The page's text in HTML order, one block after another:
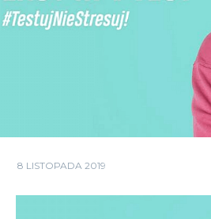
8 LISTOPADA 2019